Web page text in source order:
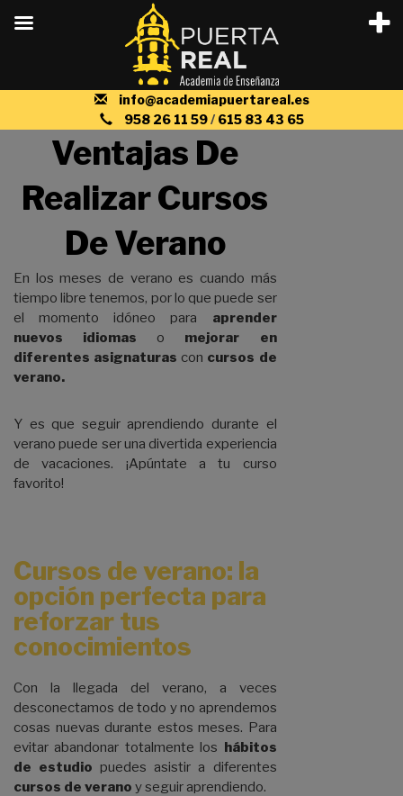
contenidoVentajas De
Realizar Cursos
De Verano
En los meses de verano es cuando más
tiempo libre tenemos, por lo que puede ser
el momento idóneo para aprender
nuevos idiomas o mejorar en
diferentes asignaturas con cursos de
verano.
Y es que seguir aprendiendo durante el
verano puede ser una divertida experiencia
de vacaciones. ¡Apúntate a tu curso
favorito!
Cursos de verano: la
opción perfecta para
reforzar tus
conocimientos
Con la llegada del verano, a veces
desconectamos de todo y no aprendemos
cosas nuevas durante estos meses. Para
evitar abandonar totalmente los hábitos
de estudio puedes asistir a diferentes
cursos de verano y seguir aprendiendo.
info@academiapuertareal.es
958 26 11 59/ 615 83 43 65